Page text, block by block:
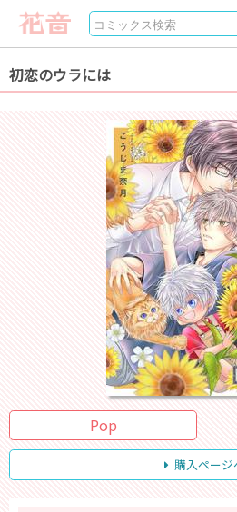
初恋のウラには
Pop
購入ページ